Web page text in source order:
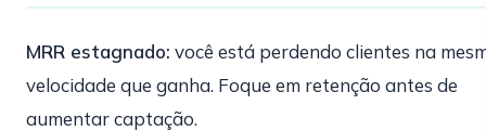
MRR estagnado: você está perdendo clientes na
velocidade que ganha. Foque em retenção antes de
aumentar captação.